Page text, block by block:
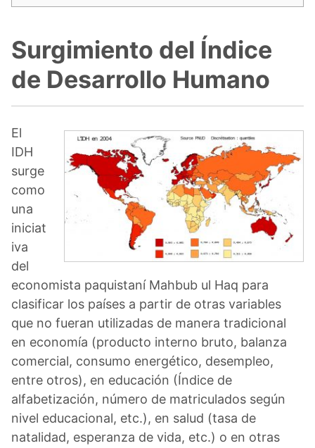
Surgimiento del Índice
de Desarrollo Humano
El
IDH
surge
como
una
iniciat
iva
del
economista paquistaní Mahbub ul Haq para
clasificar los países a partir de otras variables
que no fueran utilizadas de manera tradicional
en economía (producto interno bruto, balanza
comercial, consumo energético, desempleo,
entre otros), en educación (Índice de
alfabetización, número de matriculados según
nivel educacional, etc.), en salud (tasa de
natalidad, esperanza de vida, etc.) o en otras